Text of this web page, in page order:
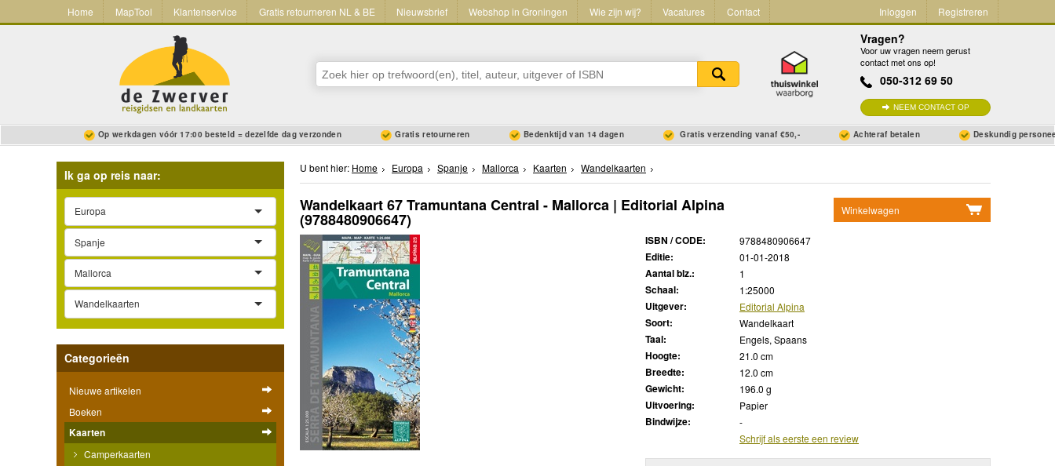
Home MapTool Klantenservice Gratis retourneren NL & BE Nieuwsbrief Webshop in Groningen Wie zijn wij? Vacatures Contact Inloggen Registreren
Vragen?
Voor uw vragen neem gerust
contact met ons op!
050-312 69 50
NEEM CONTACT OP
Op werkdagen vóór 17:00 besteld = dezelfde dag verzonden Gratis retourneren Bedenktijd van 14 dagen Gratis verzending vanaf €50,- Achteraf betalen Deskundig
Ik ga op reis naar:
Europa
Spanje
Mallorca
Wandelkaarten
Categorieën
Nieuwe artikelen
Boeken
Kaarten
Camperkaarten
U bent hier: Home Europa Spanje Mallorca Kaarten Wandelkaarten
Winkelwagen
Wandelkaart 67 Tramuntana Central - Mallorca | Editorial Alpina
(9788480906647)
ISBN / CODE: 9788480906647
Editie: 01-01-2018
Aantal blz.: 1
Schaal: 1:25000
Uitgever: Editorial Alpina
Soort: Wandelkaart
Taal: Engels, Spaans
Hoogte: 21.0 cm
Breedte: 12.0 cm
Gewicht: 196.0 g
Uitvoering: Papier
Bindwijze:
-
Schrijf als eerste een review